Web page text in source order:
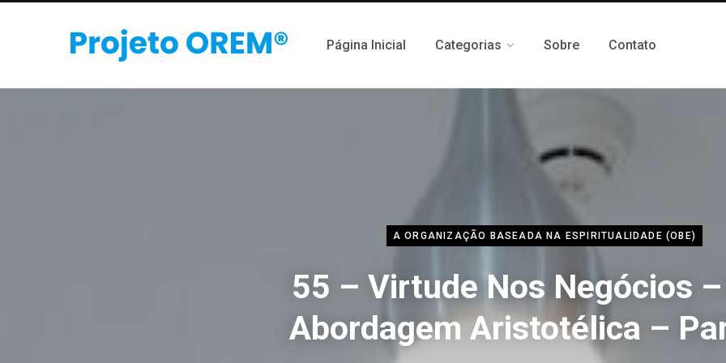
Página Inicial Categorias Sobre Contato
A ORGANIZAÇÃO BASEADA NA ESPIRITUALIDADE (OBE)
55 – Virtude Nos Negócios –
Abordagem Aristotélica –